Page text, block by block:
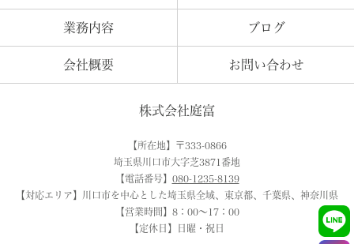
業務内容 ブログ
会社概要 お問い合わせ
株式会社庭富
【所在地】〒333-0866
埼玉県川口市大字芝3871番地
【電話番号】 080-1235-8139
【対応エリア】川口市を中心とした埼玉県全域、東京都、千葉県、神奈川県
【営業時間】8：00～17：00
【定休日】日曜・祝日